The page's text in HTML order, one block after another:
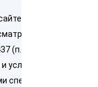
предназначена
как
(п. 2) ГК РФ. Для
условий
специалистами по